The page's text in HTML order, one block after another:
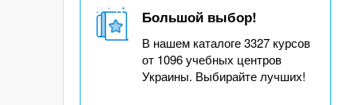
Большой выбор!
В нашем каталоге 3327 курсов
от 1096 учебных центров
Украины. Выбирайте лучших!